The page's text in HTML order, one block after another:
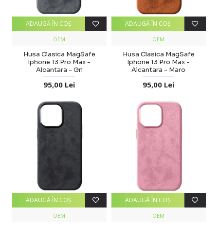
OEM
Husa Clasica MagSafe
Iphone 13 Pro Max -
Alcantara - Gri
95,00 Lei
ADAUGĂ ÎN COŞ
OEM
Husa Clasica MagSafe
Iphone 13 Pro Max -
Alcantara - Maro
95,00 Lei
ADAUGĂ ÎN COŞ
OEM
ADAUGĂ ÎN COŞ
OEM
ADAUGĂ ÎN COŞ